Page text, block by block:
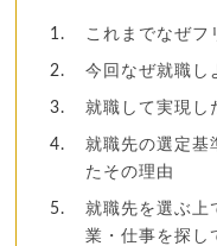
これまでなぜフ
今回なぜ就職し
就職して実現し
就職先の選定基
たその理由
就職先を選ぶ上
業・仕事を探し